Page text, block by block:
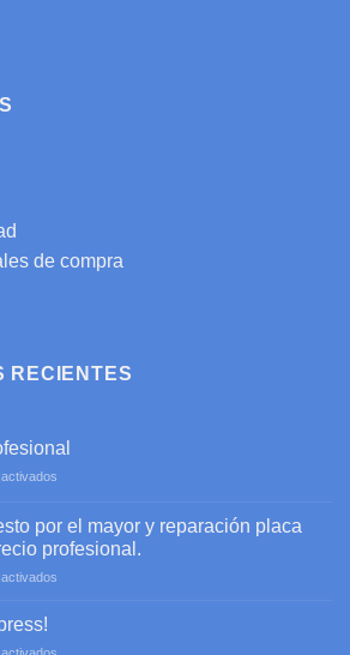
de compra
RECIENTES
profesional
por el mayor y reparación placa
profesional.